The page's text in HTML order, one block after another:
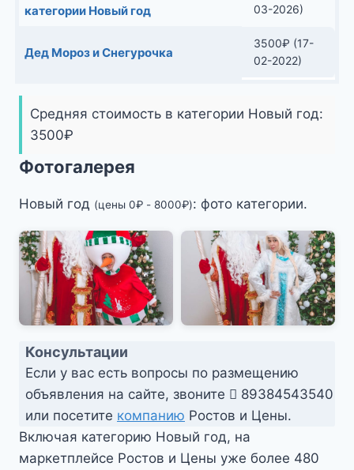
категории Новый год
03-2026)
Дед Мороз и Снегурочка
3500₽ (17-
02-2022)
Средняя стоимость в категории Новый год:
3500₽
Фотогалерея
Новый год (цены 0₽ - 8000₽): фото категории.
Консультации
Если у вас есть вопросы по размещению
объявления на сайте, звоните
89384543540
или посетите компанию Ростов и Цены.
Включая категорию Новый год, на
маркетплейсе Ростов и Цены уже более 480